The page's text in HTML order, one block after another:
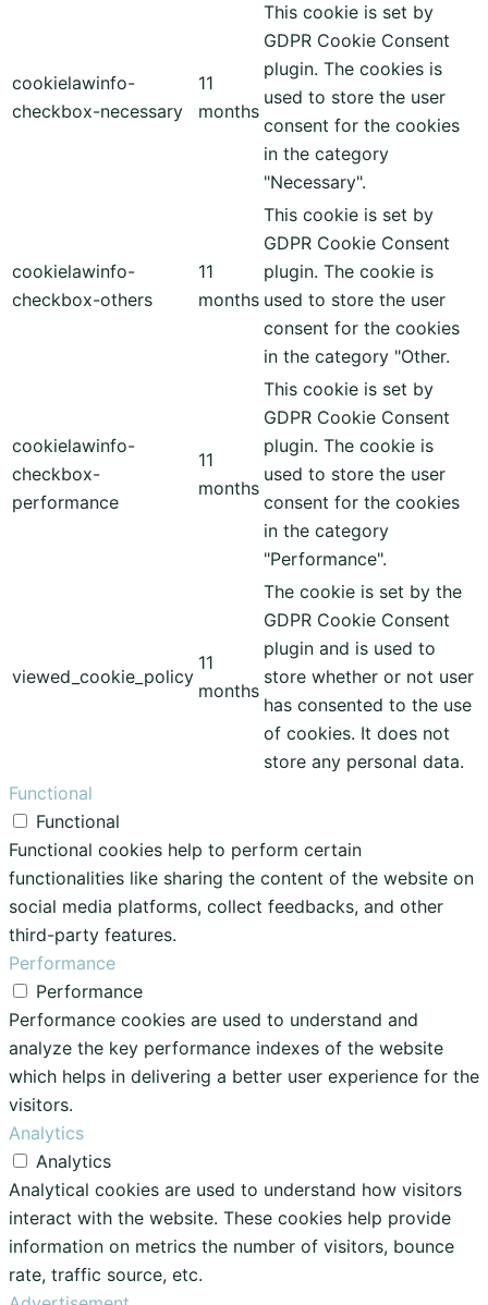
cookielawinfo-
checkbox-necessary
11
months
This cookie is set by
GDPR Cookie Consent
plugin. The cookies is
used to store the user
consent for the cookies
in the category
"Necessary".
cookielawinfo-
checkbox-others
11
months
This cookie is set by
GDPR Cookie Consent
plugin. The cookie is
used to store the user
consent for the cookies
in the category "Other.
cookielawinfo-
checkbox-
performance
11
months
This cookie is set by
GDPR Cookie Consent
plugin. The cookie is
used to store the user
consent for the cookies
in the category
"Performance".
viewed_cookie_policy
11
months
The cookie is set by the
GDPR Cookie Consent
plugin and is used to
store whether or not user
has consented to the use
of cookies. It does not
store any personal data.
Functional
Functional
Functional cookies help to perform certain
functionalities like sharing the content of the website on
social media platforms, collect feedbacks, and other
third-party features.
Performance
Performance
Performance cookies are used to understand and
analyze the key performance indexes of the website
which helps in delivering a better user experience for the
visitors.
Analytics
Analytics
Analytical cookies are used to understand how visitors
interact with the website. These cookies help provide
information on metrics the number of visitors, bounce
rate, traffic source, etc.